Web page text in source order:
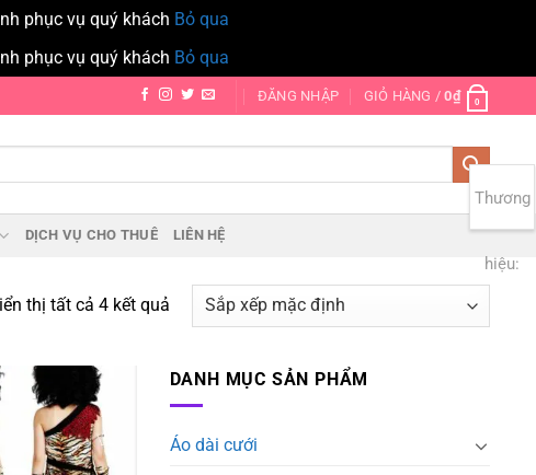
phục vụ quý khách Bỏ qua
phục vụ quý khách Bỏ qua
ĐĂNG NHẬP GIỎ HÀNG /0₫ 0
DỊCH VỤ CHO THUÊ LIÊN HỆ
thị tất cả 4 kết quả
Add to
wishlist
DANH MỤC SẢN PHẨM
Áo dài cưới
Thương
hiệu: